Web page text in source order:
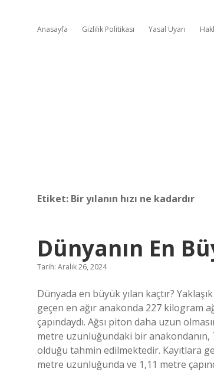
Anasayfa Gizlilik Politikası Yasal Uyarı
Etiket: Bir yılanın hızı ne kadardır
Dünyanın En
Tarih: Aralık 26, 2024
Dünyada en büyük yılan kaçtır?
geçen en ağır anakonda 227 kilogram
çapındaydı. Ağsı piton daha uzun
metre uzunluğundaki bir anakondanın,
olduğu tahmin edilmektedir. Kayıtlara
metre uzunluğunda ve 1,11 metre